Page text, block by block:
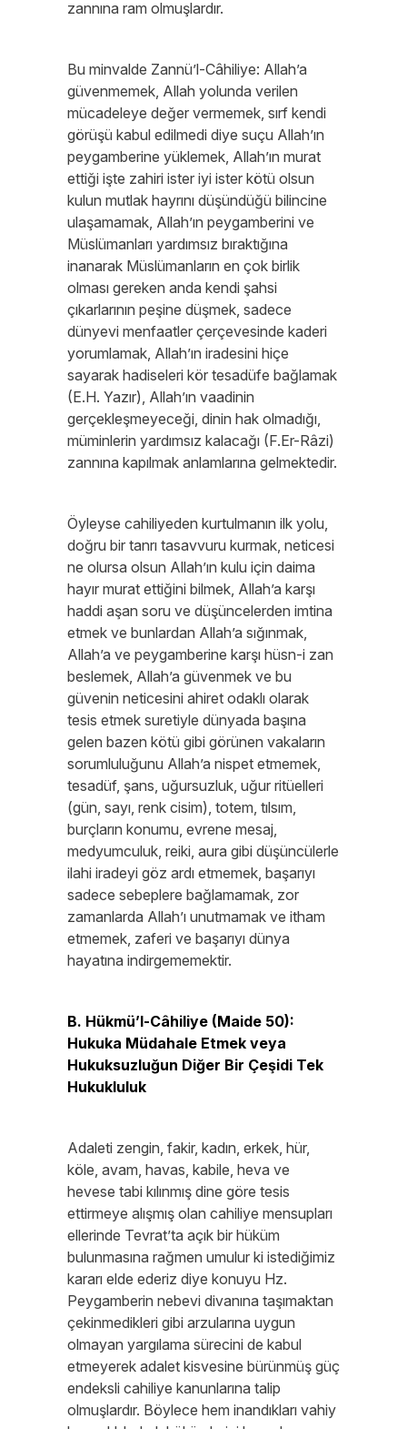
zannına ram olmuşlardır.
Bu minvalde Zannü’l-Câhiliye: Allah’a
güvenmemek, Allah yolunda verilen
mücadeleye değer vermemek, sırf kendi
görüşü kabul edilmedi diye suçu Allah’ın
peygamberine yüklemek, Allah’ın murat
ettiği işte zahiri ister iyi ister kötü olsun
kulun mutlak hayrını düşündüğü bilincine
ulaşamamak, Allah’ın peygamberini ve
Müslümanları yardımsız bıraktığına
inanarak Müslümanların en çok birlik
olması gereken anda kendi şahsi
çıkarlarının peşine düşmek, sadece
dünyevi menfaatler çerçevesinde kaderi
yorumlamak, Allah’ın iradesini hiçe
sayarak hadiseleri kör tesadüfe bağlamak
(E.H. Yazır), Allah’ın vaadinin
gerçekleşmeyeceği, dinin hak olmadığı,
müminlerin yardımsız kalacağı (F.Er-Râzi)
zannına kapılmak anlamlarına gelmektedir.
Öyleyse cahiliyeden kurtulmanın ilk yolu,
doğru bir tanrı tasavvuru kurmak, neticesi
ne olursa olsun Allah’ın kulu için daima
hayır murat ettiğini bilmek, Allah’a karşı
haddi aşan soru ve düşüncelerden imtina
etmek ve bunlardan Allah’a sığınmak,
Allah’a ve peygamberine karşı hüsn-i zan
beslemek, Allah’a güvenmek ve bu
güvenin neticesini ahiret odaklı olarak
tesis etmek suretiyle dünyada başına
gelen bazen kötü gibi görünen vakaların
sorumluluğunu Allah’a nispet etmemek,
tesadüf, şans, uğursuzluk, uğur ritüelleri
(gün, sayı, renk cisim), totem, tılsım,
burçların konumu, evrene mesaj,
medyumculuk, reiki, aura gibi düşüncülerle
ilahi iradeyi göz ardı etmemek, başarıyı
sadece sebeplere bağlamamak, zor
zamanlarda Allah’ı unutmamak ve itham
etmemek, zaferi ve başarıyı dünya
hayatına indirgememektir.
B. Hükmü’l-Câhiliye (Maide 50):
Hukuka Müdahale Etmek veya
Hukuksuzluğun Diğer Bir Çeşidi Tek
Hukukluluk
Adaleti zengin, fakir, kadın, erkek, hür,
köle, avam, havas, kabile, heva ve
hevese tabi kılınmış dine göre tesis
ettirmeye alışmış olan cahiliye mensupları
ellerinde Tevrat’ta açık bir hüküm
bulunmasına rağmen umulur ki istediğimiz
kararı elde ederiz diye konuyu Hz.
Peygamberin nebevi divanına taşımaktan
çekinmedikleri gibi arzularına uygun
olmayan yargılama sürecini de kabul
etmeyerek adalet kisvesine bürünmüş güç
endeksli cahiliye kanunlarına talip
olmuşlardır. Böylece hem inandıkları vahiy